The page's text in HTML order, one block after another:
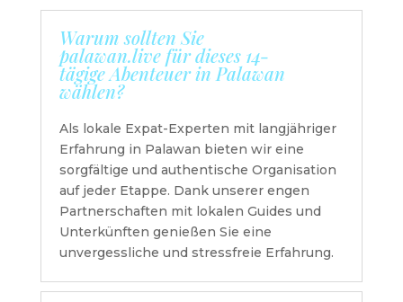
Warum sollten Sie
palawan.live für dieses 14-
tägige Abenteuer in Palawan
wählen?
Als lokale Expat-Experten mit langjähriger
Erfahrung in Palawan bieten wir eine
sorgfältige und authentische Organisation
auf jeder Etappe. Dank unserer engen
Partnerschaften mit lokalen Guides und
Unterkünften genießen Sie eine
unvergessliche und stressfreie Erfahrung.